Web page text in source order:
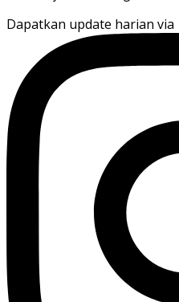
Dapatkan update harian via